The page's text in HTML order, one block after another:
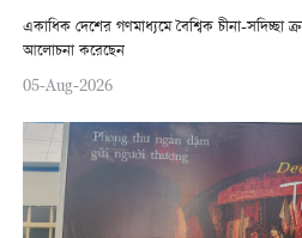
একাধিক দেশের গণমাধ্যমে বৈশ্বিক চীনা-সদিচ্ছা
আলোচনা করেছেন
05-Aug-2026